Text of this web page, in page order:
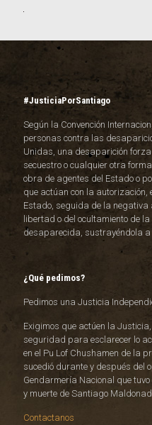
#JusticiaPorSantiago
Según la Convención
personas contra las
Unidas, una desaparición
secuestro o cualquier otra
obra de agentes del Estado o
que actúan con la autorización,
Estado, seguida de la negativa
libertad o del ocultamiento de
desaparecida, sustrayéndola a
¿Qué pedimos?
Pedimos una Justicia
Exigimos que actúen la
seguridad para esclarecer lo
en el Pu Lof Chushamen de la
sucedió durante y después del
Gendarmería Nacional que
y muerte de Santiago
Contactanos